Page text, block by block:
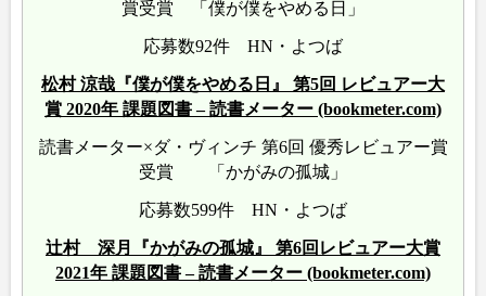
賞受賞 「僕が僕をやめる日」
応募数92件 HN・よつば
松村 涼哉『僕が僕をやめる日』 第5回 レビュアー大
賞 2020年 課題図書 – 読書メーター (bookmeter.com)
読書メーター×ダ・ヴィンチ 第6回 優秀レビュアー賞
受賞 「かがみの孤城」
応募数599件 HN・よつば
辻村 深月『かがみの孤城』 第6回レビュアー大賞
2021年 課題図書 – 読書メーター (bookmeter.com)